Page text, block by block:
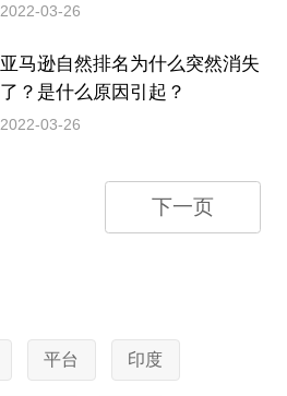
2022-03-26
亚马逊自然排名为什么突然消失
了？是什么原因引起？
2022-03-26
下一页
平台 印度